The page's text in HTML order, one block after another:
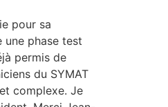
pour sa
phase test
permis de
du SYMAT
complexe. Je